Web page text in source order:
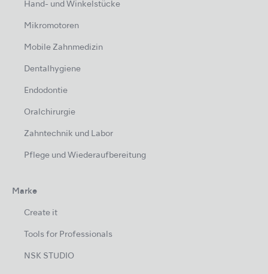
Hand- und Winkelstücke
Mikromotoren
Mobile Zahnmedizin
Dentalhygiene
Endodontie
Oralchirurgie
Zahntechnik und Labor
Pflege und Wiederaufbereitung
Marke
Create it
Tools for Professionals
NSK STUDIO